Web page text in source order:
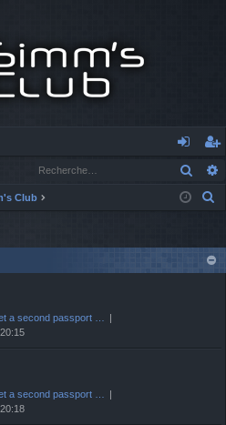
o
n
’e
nr
ist
Club
e
a second passport …
a second passport …